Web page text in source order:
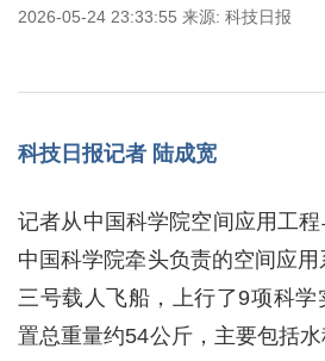
2026-05-24 23:33:55 来源: 科技日报
科技日报记者 陆成宽
记者从中国科学院空间应用工
中国科学院牵头负责的空间应
三号载人飞船，上行了9项科学
置总重量约54公斤，主要包括